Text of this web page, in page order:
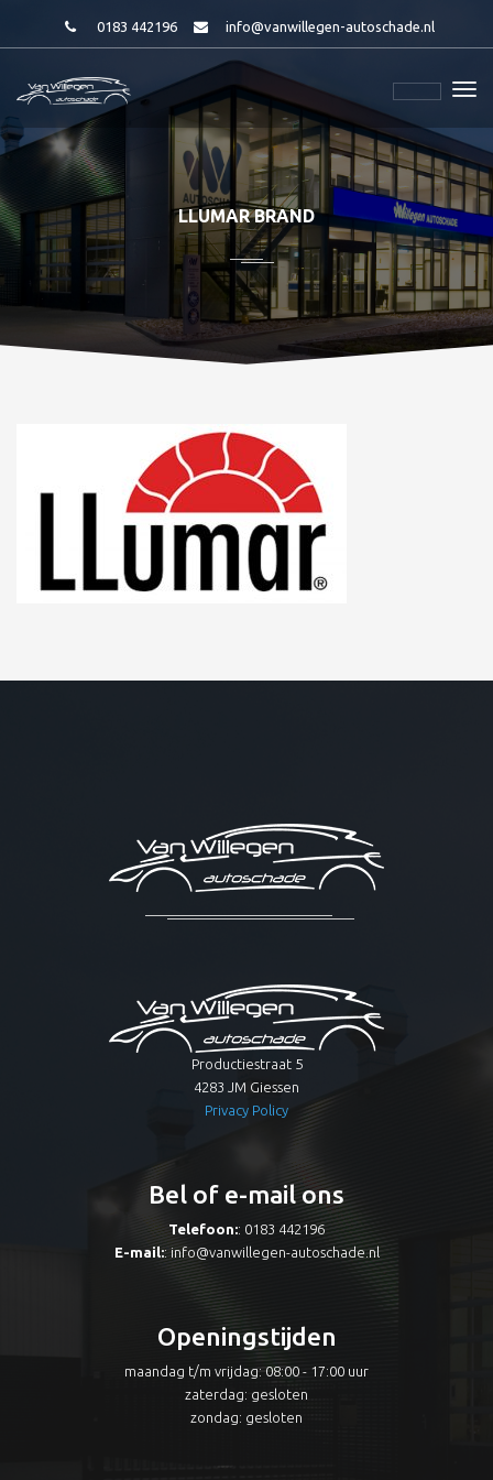
0183 442196 info@vanwillegen-autoschade.nl
LLUMAR BRAND
Productiestraat 5
4283 JM Giessen
Privacy Policy
Bel of e-mail ons
Telefoon:: 0183 442196
E-mail:: info@vanwillegen-autoschade.nl
Openingstijden
maandag t/m vrijdag: 08:00 - 17:00 uur
zaterdag: gesloten
zondag: gesloten